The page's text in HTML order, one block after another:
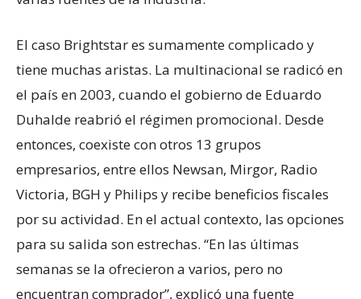
El caso Brightstar es sumamente complicado y
tiene muchas aristas. La multinacional se radicó en
el país en 2003, cuando el gobierno de Eduardo
Duhalde reabrió el régimen promocional. Desde
entonces, coexiste con otros 13 grupos
empresarios, entre ellos Newsan, Mirgor, Radio
Victoria, BGH y Philips y recibe beneficios fiscales
por su actividad. En el actual contexto, las opciones
para su salida son estrechas. “En las últimas
semanas se la ofrecieron a varios, pero no
encuentran comprador”, explicó una fuente